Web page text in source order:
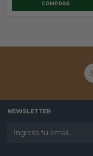
NEWSLETTER